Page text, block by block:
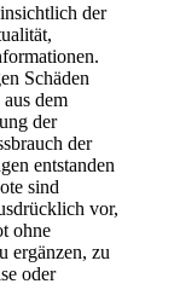
der
Schäden
dem
der
der
entstanden
sind
vor,
ohne
ergänzen, zu
oder